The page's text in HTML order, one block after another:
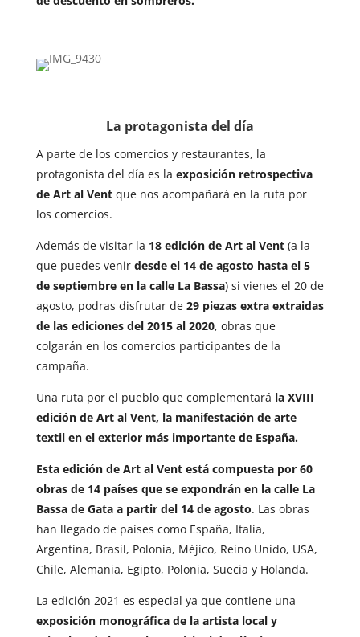
La protagonista del día
A parte de los comercios y restaurantes, la
protagonista del día es la exposición retrospectiva
de Art al Ventque nos acompañará en la ruta por
los comercios.
Además de visitar la 18 edición de Art al Vent(a la
que puedes venir desde el 14 de agosto hasta el 5
de septiembre en la calle La Bassa) si vienes el 20 de
agosto, podras disfrutar de 29 piezas extra extraidas
de las ediciones del 2015 al 2020, obras que
colgarán en los comercios participantes de la
campaña.
Una ruta por el pueblo que complementará la XVIII
edición de Art al Vent, la manifestación de arte
textil en el exterior más importante de España.
Esta edición de Art al Vent está compuesta por 60
obras de 14 países que se expondrán en la calle La
Bassa de Gata a partir del 14 de agosto. Las obras
han llegado de países como España, Italia,
Argentina, Brasil, Polonia, Méjico, Reino Unido, USA,
Chile, Alemania, Egipto, Polonia, Suecia y Holanda.
La edición 2021 es especial ya que contiene una
exposición monográfica de la artista local y